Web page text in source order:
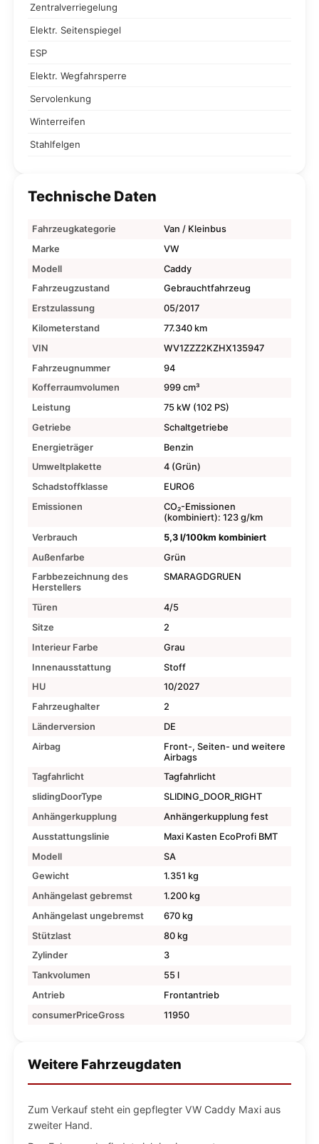
Zentralverriegelung
Elektr. Seitenspiegel
ESP
Elektr. Wegfahrsperre
Servolenkung
Winterreifen
Stahlfelgen
Technische Daten
Fahrzeugkategorie
Van / Kleinbus
Marke
VW
Modell
Caddy
Fahrzeugzustand
Gebrauchtfahrzeug
Erstzulassung
05/2017
Kilometerstand
77.340 km
VIN
WV1ZZZ2KZHX135947
Fahrzeugnummer
94
Kofferraumvolumen
999 cm³
Leistung
75 kW (102 PS)
Getriebe
Schaltgetriebe
Energieträger
Benzin
Umweltplakette
4 (Grün)
Schadstoffklasse
EURO6
Emissionen
CO₂-Emissionen
(kombiniert): 123 g/km
Verbrauch
5,3 l/100km kombiniert
Außenfarbe
Grün
Farbbezeichnung des
Herstellers
SMARAGDGRUEN
Türen
4/5
Sitze
2
Interieur Farbe
Grau
Innenausstattung
Stoff
HU
10/2027
Fahrzeughalter
2
Länderversion
DE
Airbag
Front-, Seiten- und weitere
Airbags
Tagfahrlicht
Tagfahrlicht
slidingDoorType
SLIDING_DOOR_RIGHT
Anhängerkupplung
Anhängerkupplung fest
Ausstattungslinie
Maxi Kasten EcoProfi BMT
Modell
SA
Gewicht
1.351 kg
Anhängelast gebremst
1.200 kg
Anhängelast ungebremst
670 kg
Stützlast
80 kg
Zylinder
3
Tankvolumen
55 l
Antrieb
Frontantrieb
consumerPriceGross
11950
Weitere Fahrzeugdaten
Zum Verkauf steht ein gepflegter VW Caddy Maxi aus
zweiter Hand.